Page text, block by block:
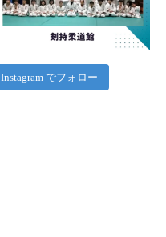
Instagram でフォロー